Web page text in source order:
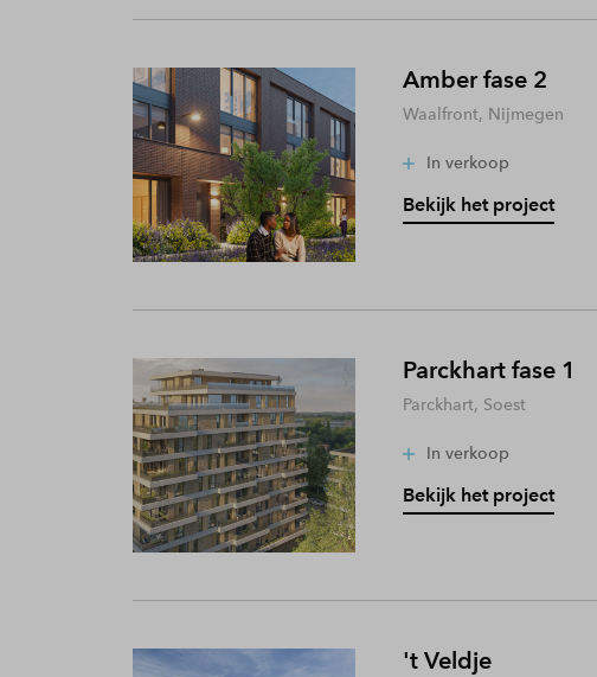
Amber fase 2
Waalfront, Nijmegen
In verkoop
Bekijk het project
Parckhart fase 1
Parckhart, Soest
In verkoop
Bekijk het project
't Veldje